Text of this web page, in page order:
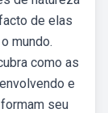
de elas
mundo.
como as
e
seu